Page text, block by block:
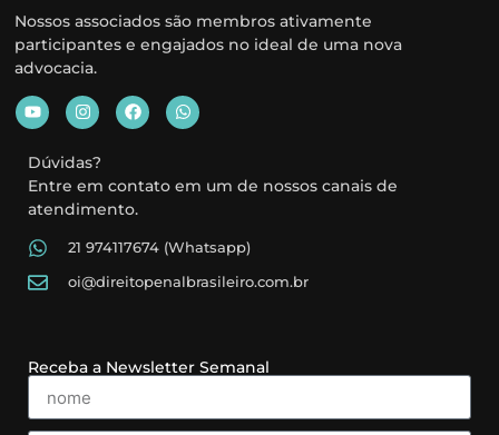
Nossos associados são membros ativamente
participantes e engajados no ideal de uma nova
advocacia.
Dúvidas?
Entre em contato em um de nossos canais de
atendimento.
21 974117674 (Whatsapp)
oi@direitopenalbrasileiro.com.br
Receba a Newsletter Semanal